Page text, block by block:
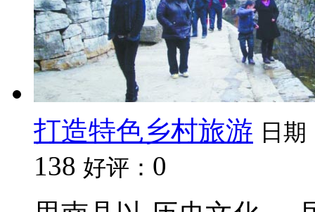
打造特色乡村旅游 日期
138 好评： 0